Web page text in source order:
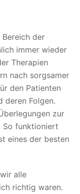
der
immer wieder
Therapien
nach sorgsamer
den Patienten
deren Folgen.
zur
So funktioniert
eines der besten
alle
richtig waren.